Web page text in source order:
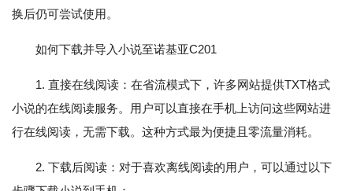
换后仍可尝试使用。
如何下载并导入小说至诺基亚C201
1. 直接在线阅读：在省流模式下，许多网站提供TXT格式
小说的在线阅读服务。用户可以直接在手机上访问这些网站进
行在线阅读，无需下载。这种方式最为便捷且零流量消耗。
2. 下载后阅读：对于喜欢离线阅读的用户，可以通过以下